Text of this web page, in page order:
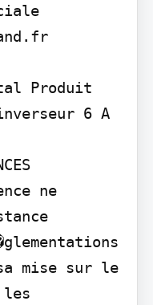
Produit
6 A
ne
mise sur le
les